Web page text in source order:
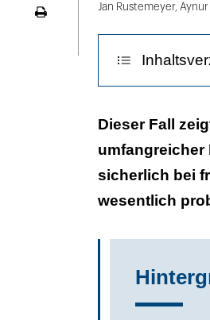
Jan Rustemeyer,
Anamnese
Befund
Therapie
Dieser Fall
umfangreicher
sicherlich bei
wesentlich